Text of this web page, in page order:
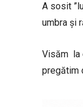
A sosit
umbra și
Visăm la
pregătim